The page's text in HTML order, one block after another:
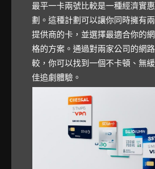
最平一卡兩號比較是一種經濟實
劃。這種計劃可以讓你同時擁有
提供商的卡，並選擇最適合你的
格的方案。通過對兩家公司的網
較，你可以找到一個不卡頓、無
佳追劇體驗。